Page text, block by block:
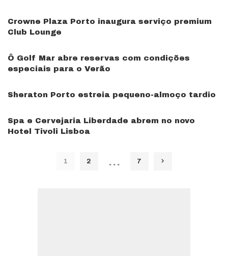
Crowne Plaza Porto inaugura serviço premium
Club Lounge
Ô Golf Mar abre reservas com condições
especiais para o Verão
Sheraton Porto estreia pequeno-almoço tardio
Spa e Cervejaria Liberdade abrem no novo
Hotel Tivoli Lisboa
1 2 … 7